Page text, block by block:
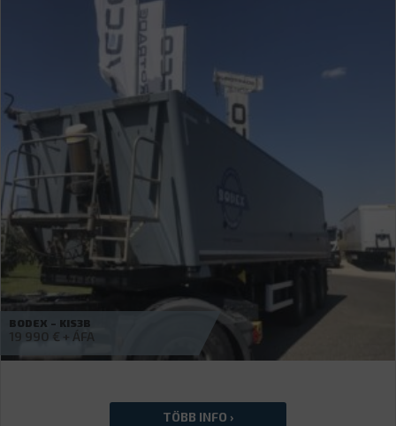
WIELTON – ALUMÍNIUM BILLENCS 25M3
Érdeklődjön